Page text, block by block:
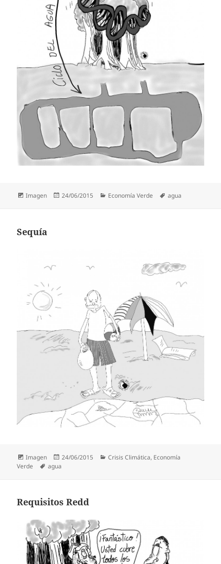
Formato
Imagen
Publicado
24/06/2015 Categorías
Economía Verde Etiquetas
agua
Sequía
Formato
Imagen
Publicado
24/06/2015 Categorías
Crisis Climática, Economía
Verde
Etiquetas
agua
Requisitos Redd